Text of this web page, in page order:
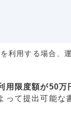
利用する場合、
用限度額が50万
って提出可能な